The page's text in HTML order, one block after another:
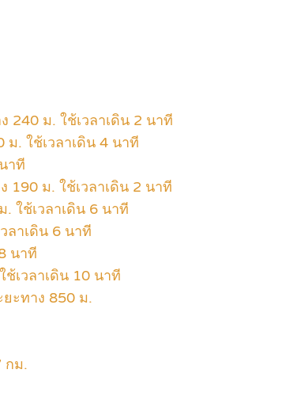
240 ม. ใช้เวลาเดิน 2 นาที
ม. ใช้เวลาเดิน 4 นาที
าที
190 ม. ใช้เวลาเดิน 2 นาที
ใช้เวลาเดิน 6 นาที
ลาเดิน 6 นาที
นาที
เวลาเดิน 10 นาที
ะทาง 850 ม.
กม.